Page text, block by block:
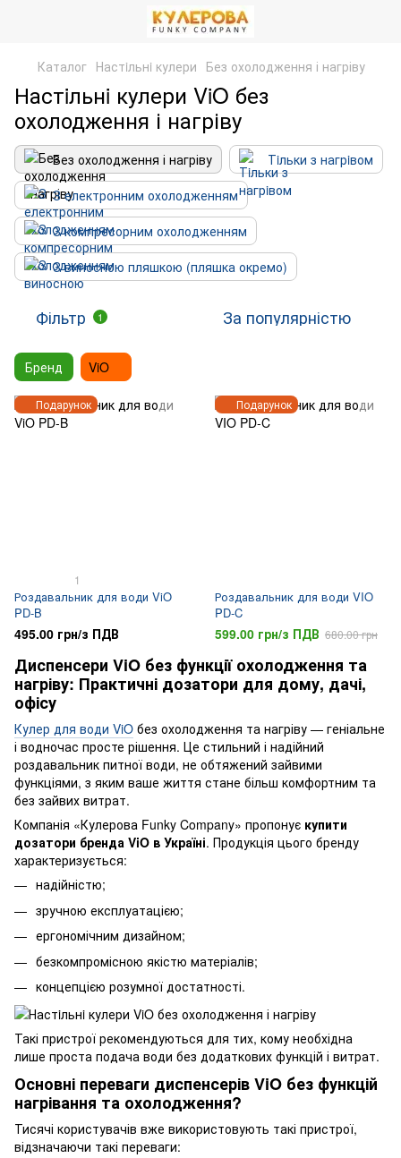
Каталог Настiльнi кулери Без охолодження і нагріву
Настiльнi кулери ViO без
охолодження і нагріву
Без охолодження і нагріву
Тiльки з нагрiвом
З електронним охолодженням
З компресорним охолодженням
З виносною пляшкою (пляшка окремо)
Фільтр 1 За популярністю
Бренд ViO
Подарунок
1
Роздавальник для води ViO
PD-B
495.00 грн/з ПДВ
Подарунок
Роздавальник для води VIO
PD-C
599.00 грн/з ПДВ 680.00 грн
Диспенсери ViO без функції охолодження та
нагріву: Практичні дозатори для дому, дачі,
офісу
Кулер для води ViO без охолодження та нагріву — геніальне
і водночас просте рішення. Це стильний і надійний
роздавальник питної води, не обтяжений зайвими
функціями, з яким ваше життя стане більш комфортним та
без зайвих витрат.
Компанія «Кулерова Funky Company» пропонує купити
дозатори бренда ViO в Україні. Продукція цього бренду
характеризується:
надійністю;
зручною експлуатацією;
ергономічним дизайном;
безкомпромісною якістю матеріалів;
концепцією розумної достатності.
Такі пристрої рекомендуються для тих, кому необхідна
лише проста подача води без додаткових функцій і витрат.
Основні переваги диспенсерів ViO без функцій
нагрівання та охолодження?
Тисячі користувачів вже використовують такі пристрої,
відзначаючи такі переваги: